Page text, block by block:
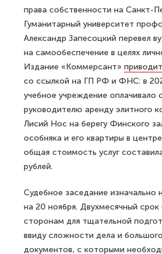
права собственности на Санкт-
Гуманитарный университет
Александр Запесоцкий перевел
на самообеспечение в целях
Издание «Коммерсант» приводит
со ссылкой на ГП РФ и ФНС: в
учебное учреждение оплачивало
руководителю аренду элитного
Лисий Нос на берегу Финского
особняка и его квартиры в
общая стоимость услуг
рублей.
Судебное заседание изначально
на 20 ноября. Двухмесячный
сторонам для тщательной
ввиду сложности дела и
документов, с которыми